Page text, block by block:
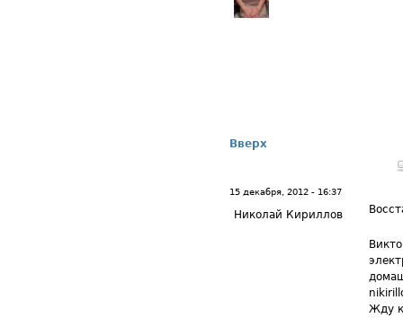
Вверх
15 декабря, 2012 - 16:37
Николай Кириллов
Жду